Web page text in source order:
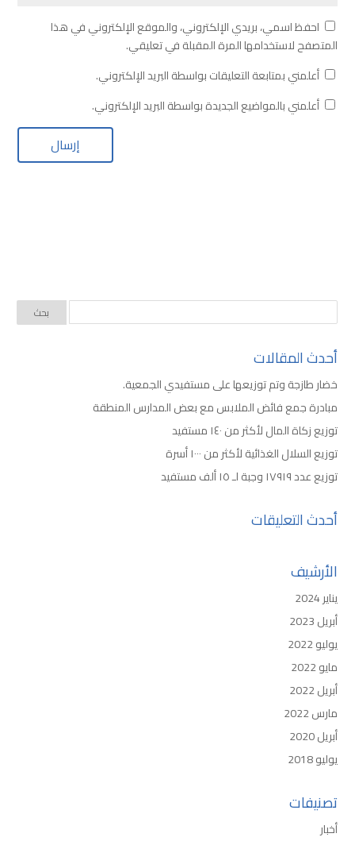
احفظ اسمي، بريدي الإلكتروني، والموقع الإلكتروني في هذا
المتصفح لاستخدامها المرة المقبلة في تعليقي.
أعلمني بمتابعة التعليقات بواسطة البريد الإلكتروني.
أعلمني بالمواضيع الجديدة بواسطة البريد الإلكتروني.
أحدث المقالات
خضار طازجة وتم توزيعها على مستفيدي الجمعية.
مبادرة جمع فائض الملابس مع بعض المدارس المنطقة
توزيع زكاة المال لأكثر من ١٤٠ مستفيد
توزيع السلال الغذائية لأكثر من ١٠٠٠ أسرة
توزيع عدد ١٧٩١٩ وجبة لـ ١٥ ألف مستفيد
أحدث التعليقات
الأرشيف
يناير 2024
أبريل 2023
يوليو 2022
مايو 2022
أبريل 2022
مارس 2022
أبريل 2020
يوليو 2018
تصنيفات
أخبار